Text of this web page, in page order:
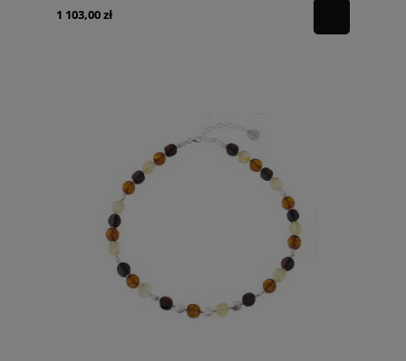
1 103,00 zł